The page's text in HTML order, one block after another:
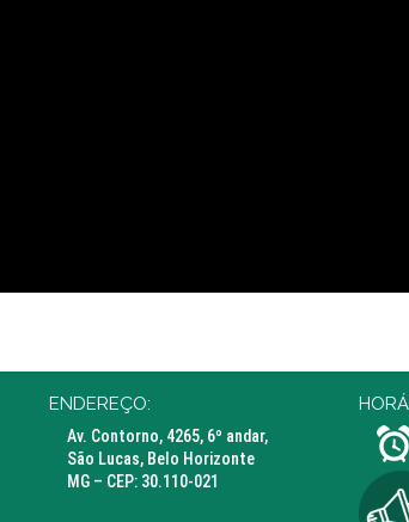
ENDEREÇO:
Av. Contorno, 4265, 6º andar,
São Lucas, Belo Horizonte
MG – CEP: 30.110-021